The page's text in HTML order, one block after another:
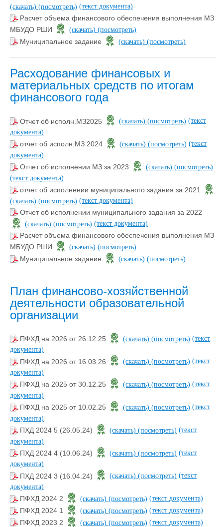
(скачать) (посмотреть) (текст документа)
Расчет объема финансового обеспечения выполнения МЗ
МБУДО РШИ
(скачать) (посмотреть)
Муниципальное задание (скачать) (посмотреть)
Расходование финансовых и
материальных средств по итогам
финансового года
Отчет об исполн.МЗ2025 (скачать) (посмотреть) (текст
документа)
отчет об исполн.МЗ 2024 (скачать) (посмотреть) (текст
документа)
Отчет об исполнении МЗ за 2023 (скачать) (посмотреть)
(текст документа)
отчет об исполнении муниципального задания за 2021
(скачать) (посмотреть) (текст документа)
Отчет об исполнении муниципального задания за 2022
(скачать) (посмотреть) (текст документа)
Расчет объема финансового обеспечения выполнения МЗ
МБУДО РШИ
(скачать) (посмотреть)
Муниципальное задание (скачать) (посмотреть)
План финансово-хозяйственной
деятельности образовательной
организации
ПФХД на 2026 от 26.12.25 (скачать) (посмотреть) (текст
документа)
ПФХД на 2026 от 16.03.26 (скачать) (посмотреть) (текст
документа)
ПФХД на 2025 от 30.12.25 (скачать) (посмотреть) (текст
документа)
ПФХД на 2025 от 10.02.25 (скачать) (посмотреть) (текст
документа)
ПХД 2024 5 (26.05.24) (скачать) (посмотреть) (текст
документа)
ПХД 2024 4 (10.06.24) (скачать) (посмотреть) (текст
документа)
ПХД 2024 3 (16.04.24) (скачать) (посмотреть) (текст
документа)
ПФХД 2024 2 (скачать) (посмотреть) (текст документа)
ПФХД 2024 1 (скачать) (посмотреть) (текст документа)
ПФХД 2023 2 (скачать) (посмотреть) (текст документа)